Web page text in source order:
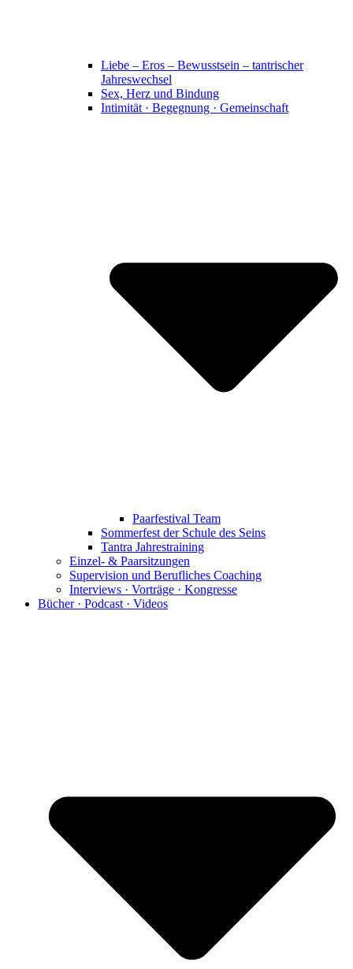
Liebe – Eros – Bewusstsein – tantrischer
Jahreswechsel
Sex, Herz und Bindung
Intimität · Begegnung · Gemeinschaft
Paarfestival Team
Sommerfest der Schule des Seins
Tantra Jahrestraining
Einzel- & Paarsitzungen
Supervision und Berufliches Coaching
Interviews · Vorträge · Kongresse
Bücher · Podcast · Videos